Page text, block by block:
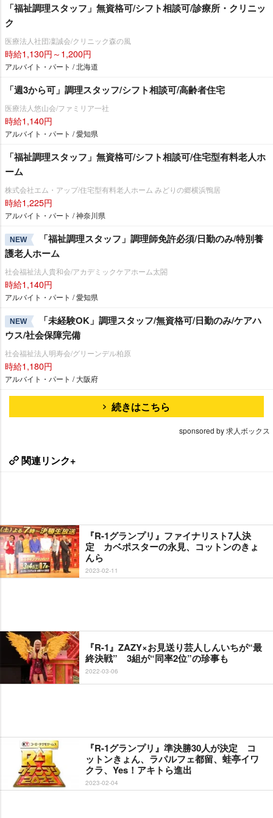
「福祉調理スタッフ」無資格可/シフト相談可/診療所・クリニッ
ク
医療法人社団凜誠会/クリニック森の風
時給1,130円～1,200円
アルバイト・パート / 北海道
「週3から可」調理スタッフ/シフト相談可/高齢者住宅
医療法人悠山会/ファミリア一社
時給1,140円
アルバイト・パート / 愛知県
「福祉調理スタッフ」無資格可/シフト相談可/住宅型有料老人ホ
ーム
株式会社エム・アップ/住宅型有料老人ホーム みどりの郷横浜鴨居
時給1,225円
アルバイト・パート / 神奈川県
NEW
「福祉調理スタッフ」調理師免許必須/日勤のみ/特別養
護老人ホーム
社会福祉法人貴和会/アカデミックケアホーム太閤
時給1,140円
アルバイト・パート / 愛知県
NEW
「未経験OK」調理スタッフ/無資格可/日勤のみ/ケアハ
ウス/社会保障完備
社会福祉法人明寿会/グリーンデル柏原
時給1,180円
アルバイト・パート / 大阪府
続きはこちら
sponsored by 求人ボックス
関連リンク+
『R-1グランプリ』ファイナリスト7人決
定 カベポスターの永見、コットンのきょ
んら
2023-02-11
『R-1』ZAZY×お見送り芸人しんいちが“最
終決戦” 3組が“同率2位”の珍事も
2022-03-06
『R-1グランプリ』準決勝30人が決定 コ
ットンきょん、ラパルフェ都留、蛙亭イワ
クラ、Yes！アキトら進出
2023-02-04